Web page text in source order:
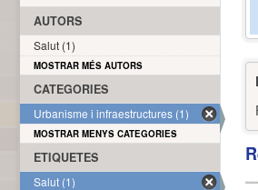
AUTORS
Salut (1)
MOSTRAR MÉS AUTORS
CATEGORIES
Urbanisme i infraestructures (1)
MOSTRAR MENYS CATEGORIES
ETIQUETES
Salut (1)